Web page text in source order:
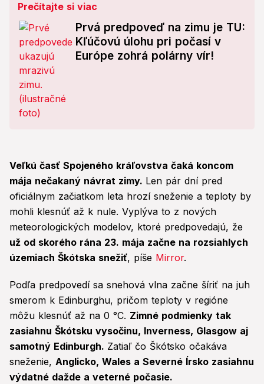
Prečítajte si viac
Prvá predpoveď na zimu je TU:
Kľúčovú úlohu pri počasí v
Európe zohrá polárny vír!
Veľkú časť Spojeného kráľovstva čaká koncom
mája nečakaný návrat zimy. Len pár dní pred
oficiálnym začiatkom leta hrozí sneženie a teploty by
mohli klesnúť až k nule. Vyplýva to z nových
meteorologických modelov, ktoré predpovedajú, že
už od skorého rána 23. mája začne na rozsiahlych
územiach Škótska snežiť, píše Mirror.
Podľa predpovedí sa snehová vlna začne šíriť na juh
smerom k Edinburghu, pričom teploty v regióne
môžu klesnúť až na 0 °C. Zimné podmienky tak
zasiahnu Škótsku vysočinu, Inverness, Glasgow aj
samotný Edinburgh. Zatiaľ čo Škótsko očakáva
sneženie, Anglicko, Wales a Severné Írsko zasiahnu
výdatné dažde a veterné počasie.